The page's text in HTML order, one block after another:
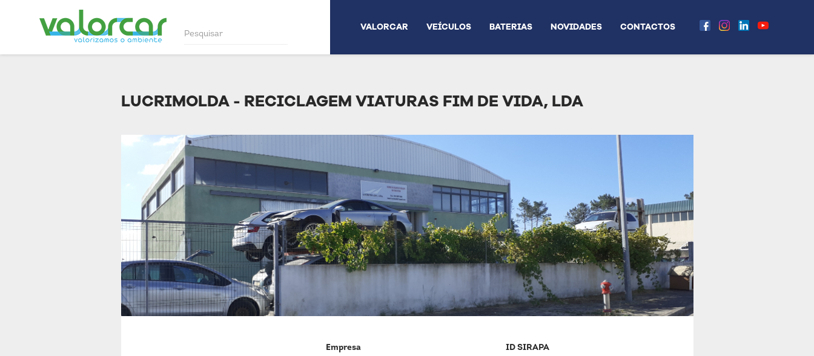
VALORCAR VEÍCULOS BATERIAS NOVIDADES CONTACTOS
LUCRIMOLDA - RECICLAGEM VIATURAS FIM DE VIDA, LDA
Empresa
ID SIRAPA